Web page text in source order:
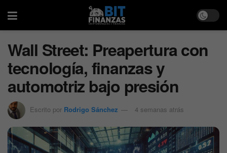
Wall Street: Preapertura con
tecnología, finanzas y
automotriz bajo presión
Escrito por Rodrigo Sánchez 4 semanas atrás